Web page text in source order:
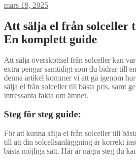
mars 19, 2025
Att sälja el från solceller
En komplett guide
Att sälja överskottsel från solceller kan
extra pengar samtidigt som du bidrar till
denna artikel kommer vi att gå igenom
sälja el från solceller till bästa pris, samt
intressanta fakta om ämnet.
Steg för steg guide:
För att kunna sälja el från solceller till
till att din solcellsanläggning är korrekt
bästa möjliga sätt. Här är några steg du